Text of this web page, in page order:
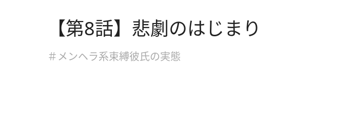
【第8話】悲劇のはじまり
＃メンヘラ系束縛彼氏の実態